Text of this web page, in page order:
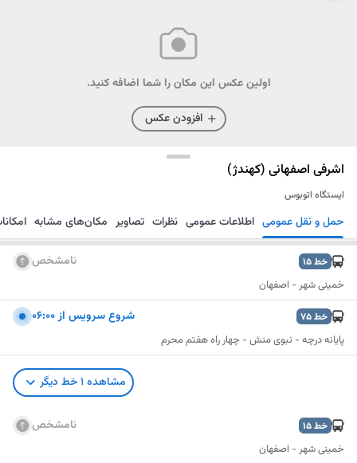
اولین عکس این مکان را شما اضافه کنید.
افزودن عکس
اشرفی اصفهانی (کهندژ)
ایستگاه اتوبوس
مسیریابی ذخیره ارسال حمل و نقل عمومی اطلاعات عمومی نظرات تصاویر مکان‌های مشابه
خط15 نامشخص
خمینی شهر - اصفهان
خط75 شروع سرویس از ۰۶:۰۰
پایانه درچه - نبوی منش - چهار راه هفتم محرم
مشاهده1خط دیگر
خط15 نامشخص
خمینی شهر - اصفهان